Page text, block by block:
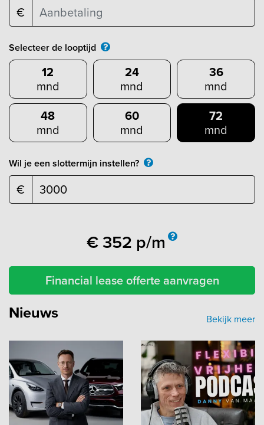
€
Selecteer de looptijd
12
mnd
24
mnd
36
mnd
48
mnd
60
mnd
72
mnd
Wil je een slottermijn instellen?
€
€352 p/m
Financial lease offerte aanvragen
Nieuws Bekijk meer